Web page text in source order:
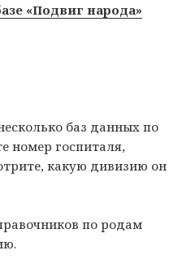
«Подвиг народа»
баз данных по
номер госпиталя,
какую дивизию он
по родам